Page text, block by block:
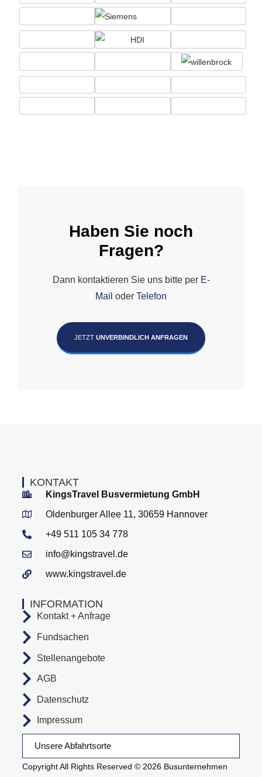
Haben Sie noch
Fragen?
Dann kontaktieren Sie uns bitte per E-
Mail oder Telefon
JETZT UNVERBINDLICH ANFRAGEN
Copyright All Rights Reserved © 2026 Busunternehmen
Unsere Abfahrtsorte
INFORMATION
Kontakt + Anfrage
Fundsachen
Stellenangebote
AGB
Datenschutz
Impressum
KONTAKT
KingsTravel Busvermietung GmbH
Oldenburger Allee 11, 30659 Hannover
+49 511 105 34 778
info@kingstravel.de
www.kingstravel.de